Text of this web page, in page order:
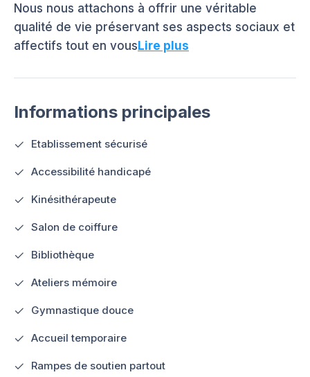
Nous nous attachons à offrir une véritable
qualité de vie préservant ses aspects sociaux et
affectifs tout en vousLire plus
Informations principales
Etablissement sécurisé
Accessibilité handicapé
Kinésithérapeute
Salon de coiffure
Bibliothèque
Ateliers mémoire
Gymnastique douce
Accueil temporaire
Rampes de soutien partout